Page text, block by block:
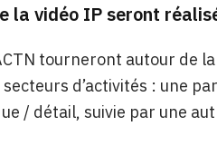
la vidéo IP seront
tourneront autour de
d’activités : une
/ détail, suivie par une